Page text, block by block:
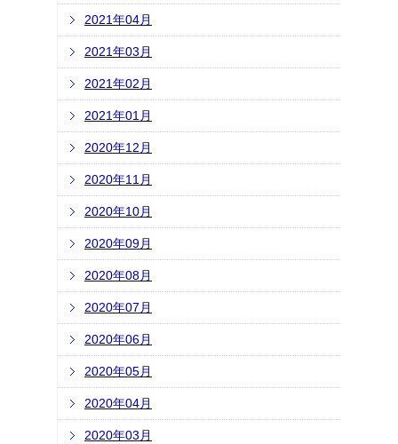
2021年04月
2021年03月
2021年02月
2021年01月
2020年12月
2020年11月
2020年10月
2020年09月
2020年08月
2020年07月
2020年06月
2020年05月
2020年04月
2020年03月